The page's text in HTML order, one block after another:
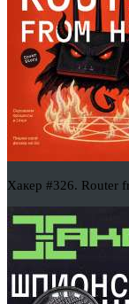
Хакер #326. Router